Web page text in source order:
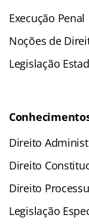
Execução Penal
Noções de
Legislação
Direito
Direito
Direito
Legislação